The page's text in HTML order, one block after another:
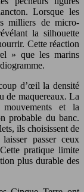
Lorsque les
milliers de micro-
la silhouette
Cette réaction
» que les marins
d’œil la densité
de maquereaux. La
et la
probable du banc.
ils choisissent de
passer ceux
pratique limite
plus durable des